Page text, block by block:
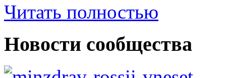
Читать полностью
Новости сообщества